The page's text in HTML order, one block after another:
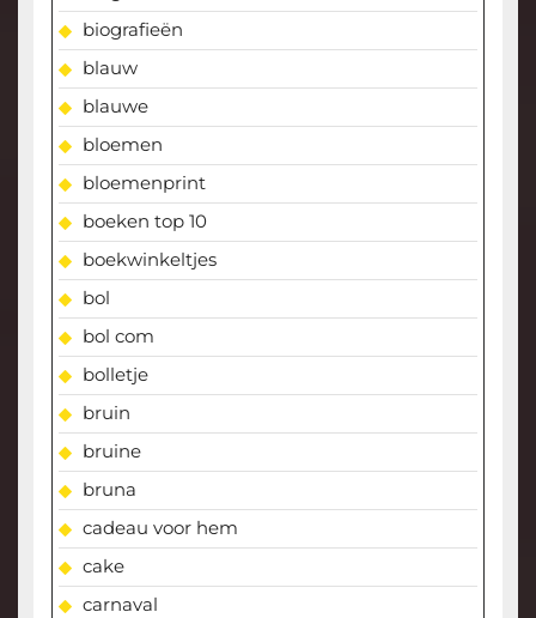
biografieën
blauw
blauwe
bloemen
bloemenprint
boeken top 10
boekwinkeltjes
bol
bol com
bolletje
bruin
bruine
bruna
cadeau voor hem
cake
carnaval